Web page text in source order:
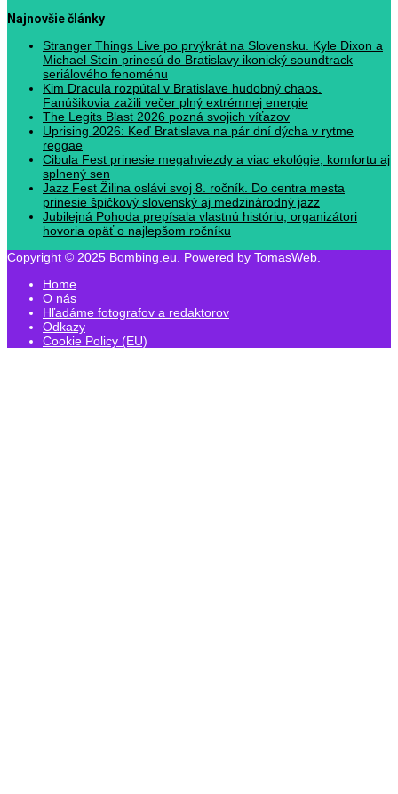
Najnovšie články
Stranger Things Live po prvýkrát na Slovensku. Kyle Dixon a
Michael Stein prinesú do Bratislavy ikonický soundtrack
seriálového fenoménu
Kim Dracula rozpútal v Bratislave hudobný chaos.
Fanúšikovia zažili večer plný extrémnej energie
The Legits Blast 2026 pozná svojich víťazov
Uprising 2026: Keď Bratislava na pár dní dýcha v rytme
reggae
Cibula Fest prinesie megahviezdy a viac ekológie, komfortu aj
splnený sen
Jazz Fest Žilina oslávi svoj 8. ročník. Do centra mesta
prinesie špičkový slovenský aj medzinárodný jazz
Jubilejná Pohoda prepísala vlastnú históriu, organizátori
hovoria opäť o najlepšom ročníku
Copyright © 2025 Bombing.eu. Powered by TomasWeb.
Home
O nás
Hľadáme fotografov a redaktorov
Odkazy
Cookie Policy (EU)